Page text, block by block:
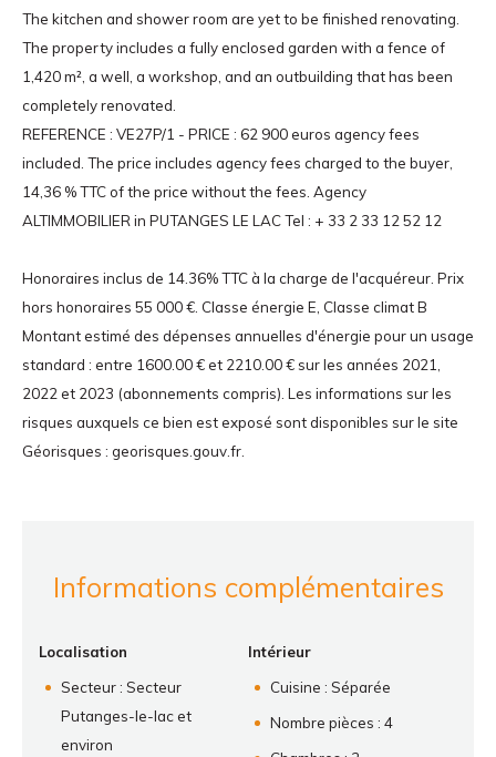
The kitchen and shower room are yet to be finished renovating.
The property includes a fully enclosed garden with a fence of
1,420 m², a well, a workshop, and an outbuilding that has been
completely renovated.
REFERENCE : VE27P/1 - PRICE : 62 900 euros agency fees
included. The price includes agency fees charged to the buyer,
14,36 % TTC of the price without the fees. Agency
ALTIMMOBILIER in PUTANGES LE LAC Tel : + 33 2 33 12 52 12
Honoraires inclus de 14.36% TTC à la charge de l'acquéreur. Prix
hors honoraires 55 000 €. Classe énergie E, Classe climat B
Montant estimé des dépenses annuelles d'énergie pour un usage
standard : entre 1600.00 € et 2210.00 € sur les années 2021,
2022 et 2023 (abonnements compris). Les informations sur les
risques auxquels ce bien est exposé sont disponibles sur le site
Géorisques : georisques.gouv.fr.
Informations complémentaires
Localisation
Secteur : Secteur
Putanges-le-lac et
environ
Intérieur
Cuisine : Séparée
Nombre pièces : 4